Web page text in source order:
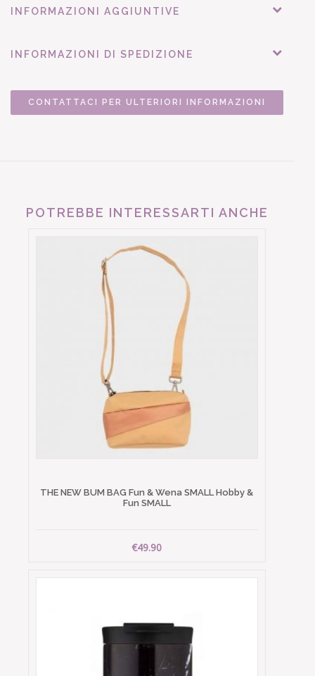
INFORMAZIONI AGGIUNTIVE
INFORMAZIONI DI SPEDIZIONE
CONTATTACI PER ULTERIORI INFORMAZIONI
POTREBBE INTERESSARTI ANCHE
THE NEW BUM BAG Fun & Wena SMALL Hobby &
Fun SMALL
€49.90